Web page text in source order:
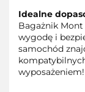
Idealne
Bagażnik
wygodę i
samochód
wyposażeniem!